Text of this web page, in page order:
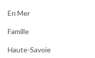
En Mer
Famille
Haute-Savoie